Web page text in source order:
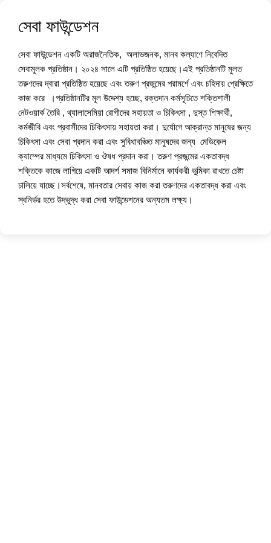
সেবা ফাউন্ডেশন
সেবা ফাউন্ডেশন একটি অরাজনৈতিক, অলাভজনক, মানব কল্যাণে নিবেদিত
সেবামূলক প্রতিষ্ঠান। ২০২৪ সালে এটি প্রতিষ্ঠিত হয়েছে।এই প্রতিষ্ঠানটি মুলত
তরুণদের দ্বারা প্রতিষ্ঠিত হয়েছে এবং তরুণ প্রজন্মের পরামর্শে এবং চহিদায় প্রেক্ষিতে
কাজ করে ।প্রতিষ্ঠানটির মূল উদ্দেশ্য হচ্ছে, রক্তদান কর্মসূচিতে শক্তিশালী
নেটওয়ার্ক তৈরি , থ্যালাসেমিয়া রোগীদের সহায়তা ও চিকিৎসা , দুস্ত শিক্ষার্থী,
কর্মজীবি এবং প্রবাসীদের চিকিৎসায় সহায়তা করা। দুর্যোগে আক্রান্ত মানুষের জন্য
চিকিৎসা এবং সেবা প্রদান করা এবং সুবিধাবঞ্চিত মানুষদের জন্য মেডিকেল
ক্যাম্পের মাধ্যমে চিকিৎসা ও ঔষধ প্রদান করা। তরুণ প্রজন্মের একতাবদ্ধ
শক্তিকে কাজে লাগিয়ে একটি আদর্শ সমাজ বিনির্মানে কার্যকরী ভুমিকা রাখতে চেষ্টা
চালিয়ে যাচ্ছে।সর্বশেষে, মানবতার সেবায় কাজ করা তরুণদের একতাবদ্ধ করা এবং
স্বনির্ভর হতে উদ্ভুদ্ধ করা সেবা ফাউন্ডেশনের অন্যতম লক্ষ্য।